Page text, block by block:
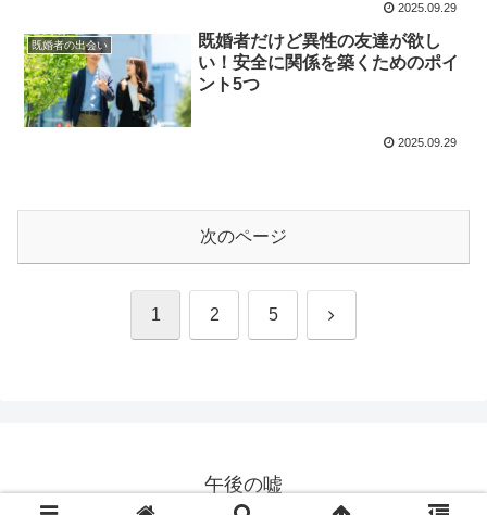
2025.09.29
既婚者の出会い
既婚者だけど異性の友達が欲し
い！安全に関係を築くためのポイ
ント5つ
2025.09.29
次のページ
1 2 5 次
午後の嘘